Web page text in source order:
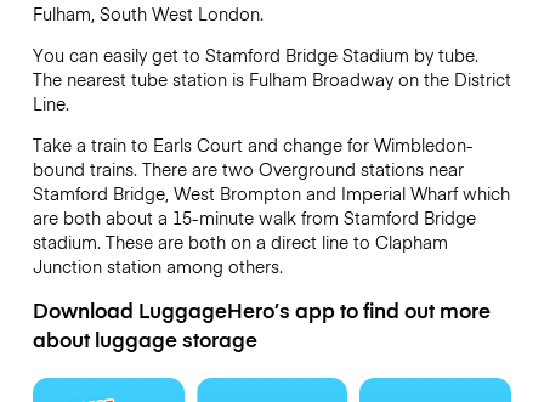
Fulham, South West London.
You can easily get to Stamford Bridge Stadium by tube.
The nearest tube station is Fulham Broadway on the District
Line.
Take a train to Earls Court and change for Wimbledon-
bound trains. There are two Overground stations near
Stamford Bridge, West Brompton and Imperial Wharf which
are both about a 15-minute walk from Stamford Bridge
stadium. These are both on a direct line to Clapham
Junction station among others.
Download LuggageHero’s app to find out more
about luggage storage